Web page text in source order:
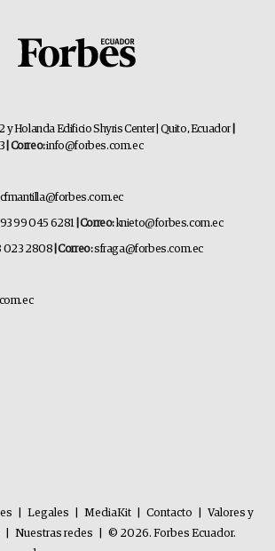
y Holanda Edificio Shyris Center | Quito, Ecuador
| Correo:info@forbes.com.ec
cfmantilla@forbes.com.ec
99 045 6281 | Correo:knieto@forbes.com.ec
023 2808 | Correo:sfraga@forbes.com.ec
Legales MediaKit Contacto
Valores y
Nuestras redes
© 2026. Forbes Ecuador.